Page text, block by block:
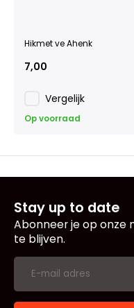
Hikmet ve Ahenk
7,00
Vergelijk
Op voorraad
Stay up to date
Abonneer je op onze
te blijven.